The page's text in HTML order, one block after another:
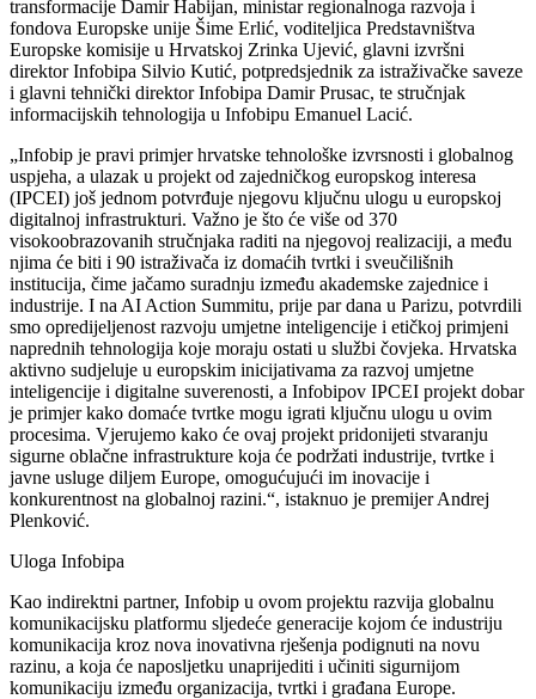
transformacije Damir Habijan, ministar regionalnoga razvoja i
fondova Europske unije Šime Erlić, voditeljica Predstavništva
Europske komisije u Hrvatskoj Zrinka Ujević, glavni izvršni
direktor Infobipa Silvio Kutić, potpredsjednik za istraživačke saveze
i glavni tehnički direktor Infobipa Damir Prusac, te stručnjak
informacijskih tehnologija u Infobipu Emanuel Lacić.
„Infobip je pravi primjer hrvatske tehnološke izvrsnosti i globalnog
uspjeha, a ulazak u projekt od zajedničkog europskog interesa
(IPCEI) još jednom potvrđuje njegovu ključnu ulogu u europskoj
digitalnoj infrastrukturi. Važno je što će više od 370
visokoobrazovanih stručnjaka raditi na njegovoj realizaciji, a među
njima će biti i 90 istraživača iz domaćih tvrtki i sveučilišnih
institucija, čime jačamo suradnju između akademske zajednice i
industrije. I na AI Action Summitu, prije par dana u Parizu, potvrdili
smo opredijeljenost razvoju umjetne inteligencije i etičkoj primjeni
naprednih tehnologija koje moraju ostati u službi čovjeka. Hrvatska
aktivno sudjeluje u europskim inicijativama za razvoj umjetne
inteligencije i digitalne suverenosti, a Infobipov IPCEI projekt dobar
je primjer kako domaće tvrtke mogu igrati ključnu ulogu u ovim
procesima. Vjerujemo kako će ovaj projekt pridonijeti stvaranju
sigurne oblačne infrastrukture koja će podržati industrije, tvrtke i
javne usluge diljem Europe, omogućujući im inovacije i
konkurentnost na globalnoj razini.“, istaknuo je premijer Andrej
Plenković.
Uloga Infobipa
Kao indirektni partner, Infobip u ovom projektu razvija globalnu
komunikacijsku platformu sljedeće generacije kojom će industriju
komunikacija kroz nova inovativna rješenja podignuti na novu
razinu, a koja će naposljetku unaprijediti i učiniti sigurnijom
komunikaciju između organizacija, tvrtki i građana Europe.